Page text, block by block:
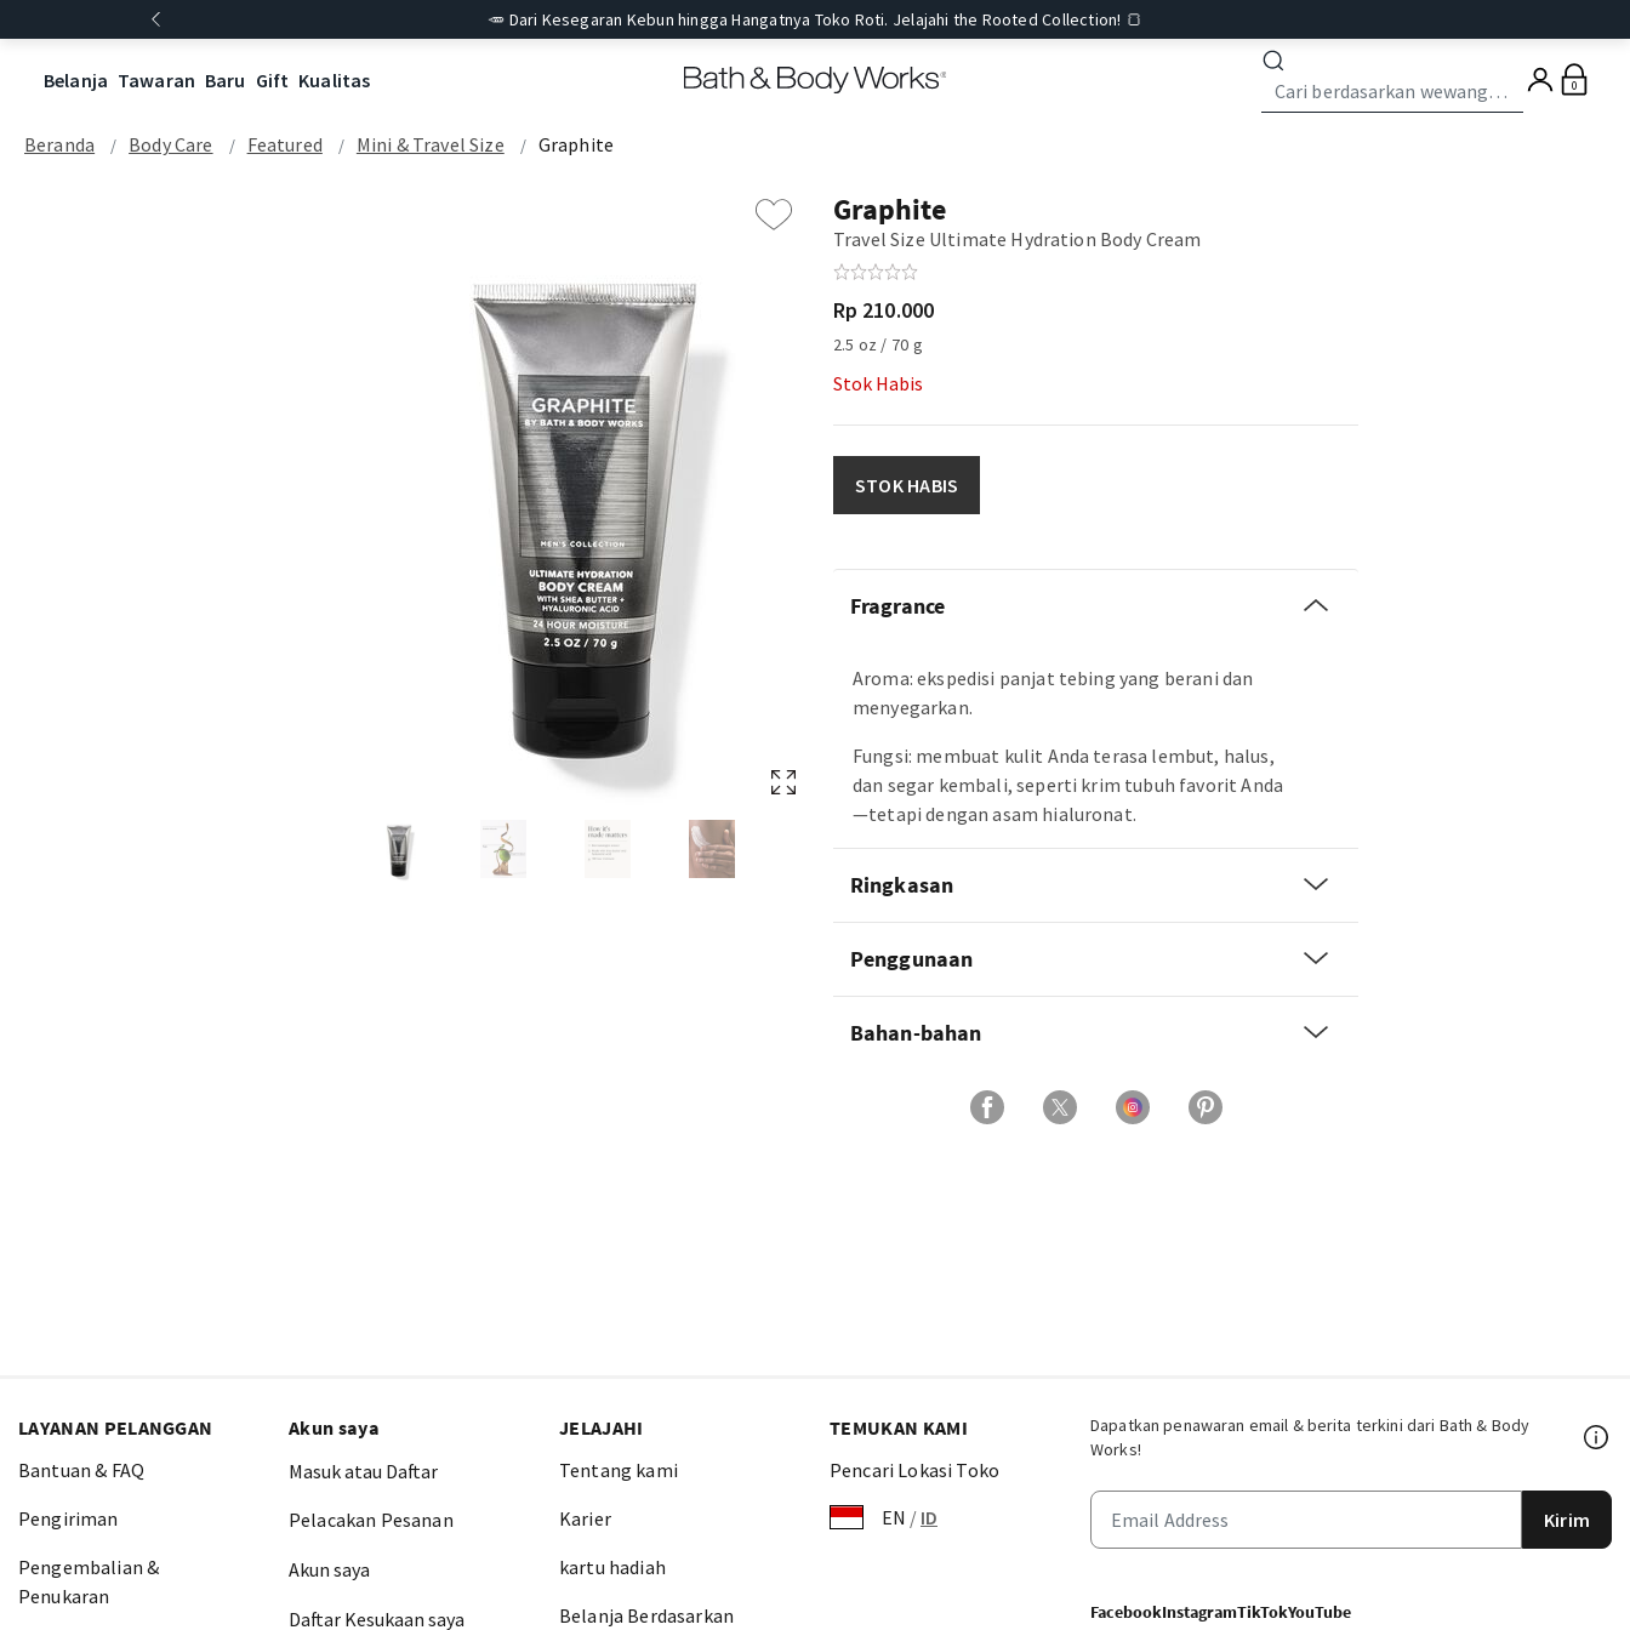
🥕 Dari Kesegaran Kebun hingga Hangatnya Toko Roti. Jelajahi the Rooted Collection! 🍞
Belanja Tawaran Baru Gift Kualitas 0
Beranda Body Care Featured Mini & Travel Size Graphite
Graphite
Travel Size Ultimate Hydration Body Cream
Rp 210.000
2.5 oz / 70 g
Stok Habis
STOK HABIS
Fragrance
Aroma: ekspedisi panjat tebing yang berani dan
menyegarkan.
Fungsi: membuat kulit Anda terasa lembut, halus,
dan segar kembali, seperti krim tubuh favorit Anda
—tetapi dengan asam hialuronat.
Ringkasan
Penggunaan
Bahan-bahan
Dapatkan penawaran email & berita terkini dari Bath & Body
Works!
Kirim
FacebookInstagramTikTokYouTube
LAYANAN PELANGGAN
Bantuan & FAQ
Pengiriman
Pengembalian &
Penukaran
Akun saya
Masuk atau Daftar
Pelacakan Pesanan
Akun saya
Daftar Kesukaan saya
JELAJAHI
Tentang kami
Karier
kartu hadiah
Belanja Berdasarkan
TEMUKAN KAMI
Pencari Lokasi Toko
EN / ID